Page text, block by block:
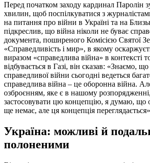
Перед початком заходу кардинал Паролін
хвилин, щоб поспілкуватися з
на питання про війни в Україні та на
підкреслив, що війна ніколи не буває
документа, поширеного Комісією Святої
«Справедливість і мир», в якому
виразом «справедлива війна» в контексті
відбувається в Газі, він сказав: «Знаємо,
справедливої війни сьогодні ведеться
справедлива війна – це оборонна війна.
озброєнням, яке є в нашому
застосовувати цю концепцію, я думаю, що
ще немає, але ця концепція
Україна: можливі й
полоненими